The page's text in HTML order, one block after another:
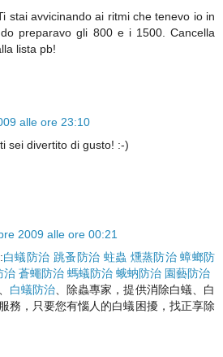
stai avvicinando ai ritmi che tenevo io in
preparavo gli 800 e i 1500. Cancella
lista pb!
alle ore 23:10
sei divertito di gusto! :-)
2009 alle ore 00:21
白蟻防治 跳蚤防治 蛀蟲 燻蒸防治 蟑螂防
治 蒼蠅防治 螞蟻防治 蛾蚋防治 園藝防治
白蟻防治 、除蟲專家，提供消除白蟻、白
務，只要您有惱人的白蟻困擾，找正享除